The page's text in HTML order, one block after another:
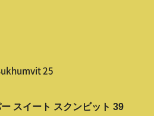
25
スイート スクンビット 39